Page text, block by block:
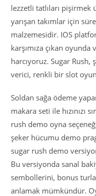
lezzetli tatlıları pişirmek
yarışan takımlar için
malzemesidir. IOS
karşımıza çıkan
harcıyoruz. Sugar Rush,
verici, renkli bir slot
Soldan sağa ödeme
makara seti ile hızınızı
rush demo oyna
şeker hücumu demo
sugar rush demo
Bu versiyonda sanal
sembollerini, bonus
anlamak mümkündür.